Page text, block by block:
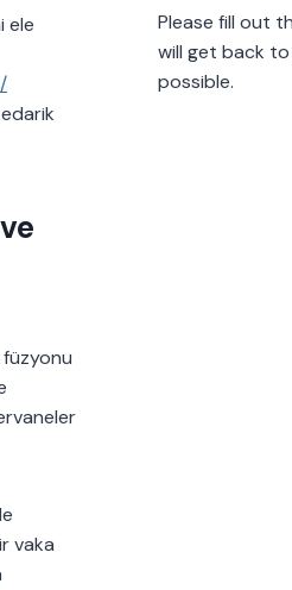
ele
vaka
Please fill out
will get back
possible.